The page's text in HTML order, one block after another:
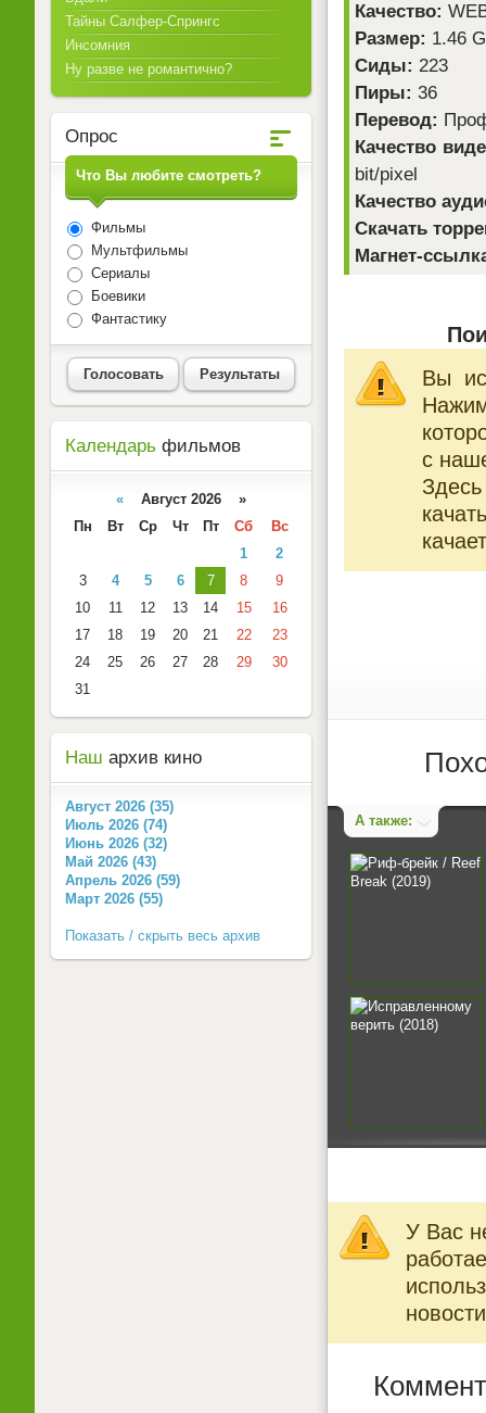
Качество:
Размер: 1.46
Сиды: 223
Пиры: 36
Перевод:
Качество
bit/pixel
Качество
Скачать
Магнет-
Вы
с
А также:
У Вас
Тайны Салфер-Спрингс
Инсомния
Ну разве не романтично?
Опрос
Что Вы любите смотреть?
Фильмы
Мультфильмы
Сериалы
Боевики
Фантастику
Голосовать Результаты
Календарь фильмов
« Август 2026 »
Пн
Вт Ср Чт Пт Сб
Вс
1
2
3
4 5 6 7 8
9
10
11 12 13 14 15
16
17
18 19 20 21 22
23
24
25 26 27 28 29
30
31
Наш архив кино
Август 2026 (35)
Июль 2026 (74)
Июнь 2026 (32)
Май 2026 (43)
Апрель 2026 (59)
Март 2026 (55)
Показать / скрыть весь архив